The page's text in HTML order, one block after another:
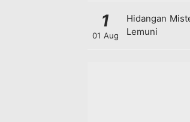
1
01 Aug
Hidangan
Lemuni